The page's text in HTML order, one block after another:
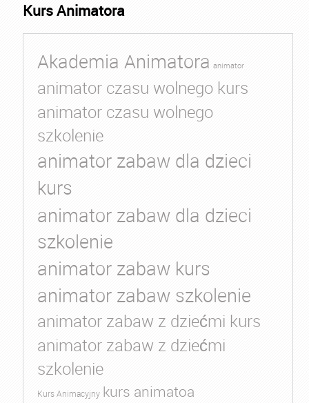
Kurs Animatora
Akademia Animatora animator
animator czasu wolnego kurs
animator czasu wolnego
szkolenie
animator zabaw dla dzieci
kurs
animator zabaw dla dzieci
szkolenie
animator zabaw kurs
animator zabaw szkolenie
animator zabaw z dziećmi kurs
animator zabaw z dziećmi
szkolenie
Kurs Animacyjny kurs animatoa